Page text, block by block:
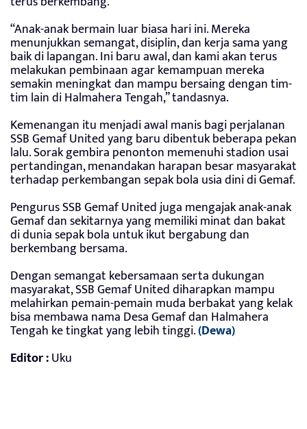
“Anak-anak bermain luar biasa hari ini. Mereka
menunjukkan semangat, disiplin, dan kerja sama yang
baik di lapangan. Ini baru awal, dan kami akan terus
melakukan pembinaan agar kemampuan mereka
semakin meningkat dan mampu bersaing dengan tim-
tim lain di Halmahera Tengah,” tandasnya.
Kemenangan itu menjadi awal manis bagi perjalanan
SSB Gemaf United yang baru dibentuk beberapa pekan
lalu. Sorak gembira penonton memenuhi stadion usai
pertandingan, menandakan harapan besar masyarakat
terhadap perkembangan sepak bola usia dini di Gemaf.
Pengurus SSB Gemaf United juga mengajak anak-anak
Gemaf dan sekitarnya yang memiliki minat dan bakat
di dunia sepak bola untuk ikut bergabung dan
berkembang bersama.
Dengan semangat kebersamaan serta dukungan
masyarakat, SSB Gemaf United diharapkan mampu
melahirkan pemain-pemain muda berbakat yang kelak
bisa membawa nama Desa Gemaf dan Halmahera
Tengah ke tingkat yang lebih tinggi.(Dewa)
Editor :Uku